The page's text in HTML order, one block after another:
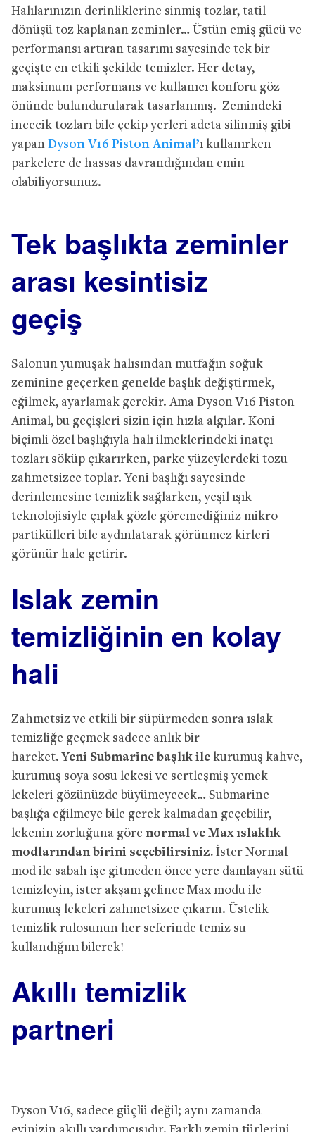
Halılarınızın derinliklerine sinmiş tozlar, tatil
dönüşü toz kaplanan zeminler… Üstün emiş gücü ve
performansı artıran tasarımı sayesinde tek bir
geçişte en etkili şekilde temizler. Her detay,
maksimum performans ve kullanıcı konforu göz
önünde bulundurularak tasarlanmış. Zemindeki
incecik tozları bile çekip yerleri adeta silinmiş gibi
yapan Dyson V16 Piston Animal’ı kullanırken
parkelere de hassas davrandığından emin
olabiliyorsunuz.
Tek başlıkta zeminler
arası kesintisiz
geçiş
Salonun yumuşak halısından mutfağın soğuk
zeminine geçerken genelde başlık değiştirmek,
eğilmek, ayarlamak gerekir. Ama Dyson V16 Piston
Animal, bu geçişleri sizin için hızla algılar. Koni
biçimli özel başlığıyla halı ilmeklerindeki inatçı
tozları söküp çıkarırken, parke yüzeylerdeki tozu
zahmetsizce toplar. Yeni başlığı sayesinde
derinlemesine temizlik sağlarken, yeşil ışık
teknolojisiyle çıplak gözle göremediğiniz mikro
partikülleri bile aydınlatarak görünmez kirleri
görünür hale getirir.
Islak zemin
temizliğinin en kolay
hali
Zahmetsiz ve etkili bir süpürmeden sonra ıslak
temizliğe geçmek sadece anlık bir
hareket.Yeni Submarine başlık ile kurumuş kahve,
kurumuş soya sosu lekesi ve sertleşmiş yemek
lekeleri gözünüzde büyümeyecek… Submarine
başlığa eğilmeye bile gerek kalmadan geçebilir,
lekenin zorluğuna göre normal ve Max ıslaklık
modlarından birini seçebilirsiniz. İster Normal
mod ile sabah işe gitmeden önce yere damlayan sütü
temizleyin, ister akşam gelince Max modu ile
kurumuş lekeleri zahmetsizce çıkarın. Üstelik
temizlik rulosunun her seferinde temiz su
kullandığını bilerek!
Akıllı temizlik
partneri
Dyson V16, sadece güçlü değil; aynı zamanda